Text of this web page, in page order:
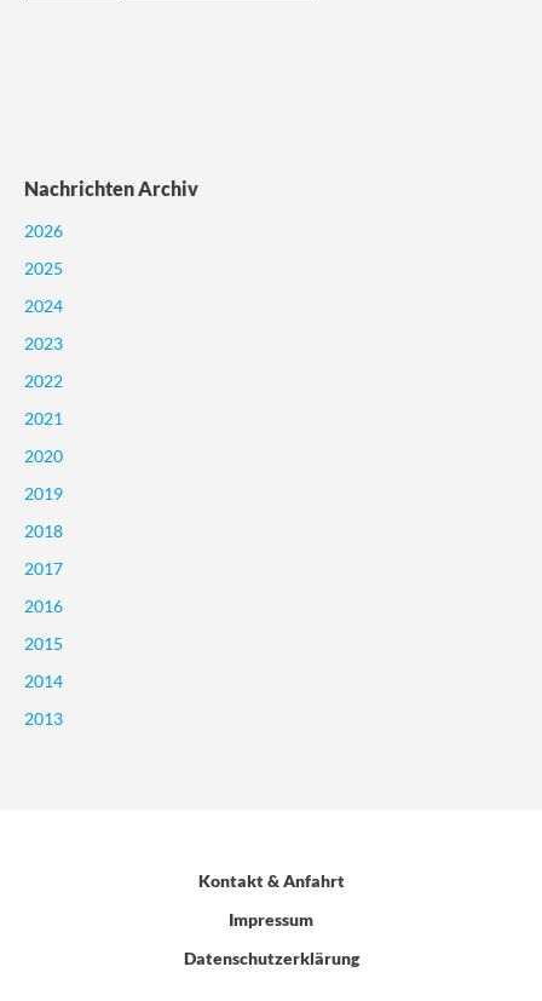
Nachrichten Archiv
2026
2025
2024
2023
2022
2021
2020
2019
2018
2017
2016
2015
2014
2013
Kontakt & Anfahrt
Impressum
Datenschutzerklärung